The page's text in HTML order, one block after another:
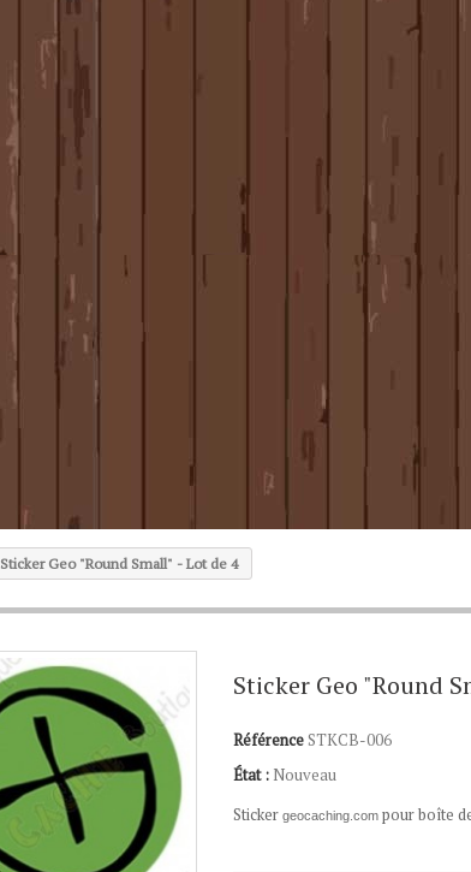
Sticker Geo "Round Small" - Lot de 4
Sticker Geo "Round
RéférenceSTKCB-006
État : Nouveau
Sticker geocaching.compour boîte